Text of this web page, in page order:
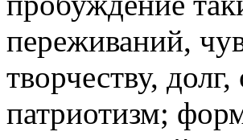
переживаний,
творчеству,
патриотизм;